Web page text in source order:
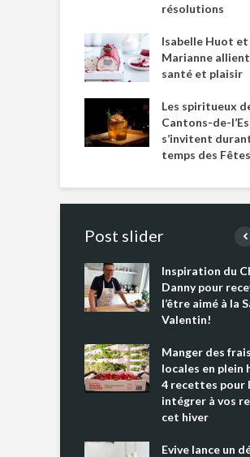
résolutions
Isabelle Huot et
Marianne allient
santé et plaisir
Les spiritueux
Cantons-de-
s’invitent
temps des Fêtes
Post slider
Inspiration du
Danny pour
l’être aimé à la
Valentin!
Manger des
locales en plein
4 recettes pour
intégrer à vos
cet hiver
Evive lance un